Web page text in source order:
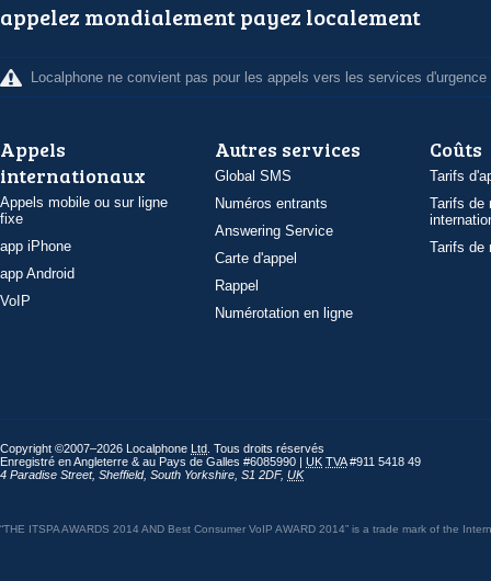
appelez mondialement payez localement
Localphone ne convient pas pour les appels vers les services d'urgence
Appels
internationaux
Appels mobile ou sur ligne
fixe
app iPhone
app Android
VoIP
Autres services
Global SMS
Numéros entrants
Answering Service
Carte d'appel
Rappel
Numérotation en ligne
Coûts
Tarifs
Tarifs de
Tarifs de
Copyright ©2007–2026 Localphone Ltd . Tous droits réservés
Enregistré en Angleterre & au Pays de Galles #6085990 | UK TVA#911 5418 49
4 Paradise Street, Sheffield, South Yorkshire S1 2DF, UK
“THE ITSPA AWARDS 2014 AND Best Consumer VoIP AWARD 2014” is a trade mark of the